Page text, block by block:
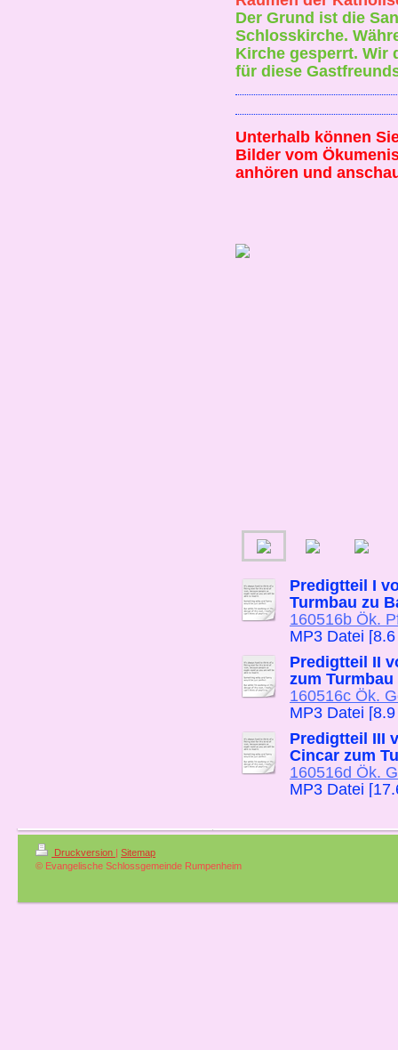
Der Grund ist die
Schlosskirche.
Kirche gesperrt. Wir
für diese
Unterhalb können
Bilder vom
anhören und
Predigtteil I
Turmbau zu
160516b Ök.
MP3 Datei
Predigtteil II
zum
160516c Ök.
MP3 Datei
Predigtteil III
Cincar zum
160516d Ök.
MP3 Datei
Druckversion | Sitemap
© Evangelische Schlossgemeinde Rumpenheim